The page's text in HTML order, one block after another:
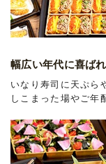
幅広い年代に喜ば
いなり寿司に天ぷら
しこまった場やご年